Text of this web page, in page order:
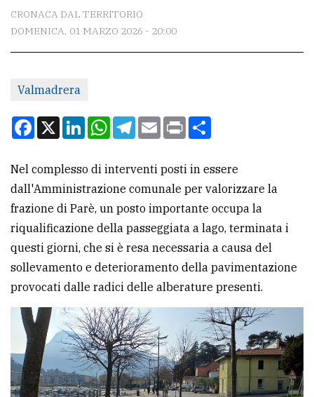
La
redazione
Per
tua
CERCA
Cerca
per
comune
Ricerca
avanzata
LE
ALTRE
TESTATE
CRONACA DAL TERRITORIO
DOMENICA, 01 MARZO 2026 - 20:00
Valmadrera
Facebook
X LinkedInWhatsApp
Telegram
EmailPrint
Nel complesso di interventi posti in essere
dall'Amministrazione comunale per valorizzare la
frazione di Parè, un posto importante occupa la
riqualificazione della passeggiata a lago, terminata i
questi giorni, che si è resa necessaria a causa del
sollevamento e deterioramento della pavimentazione
provocati dalle radici delle alberature presenti.